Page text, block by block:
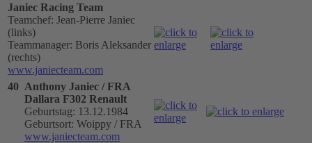
Janiec Racing Team
Teamchef: Jean-Pierre Janiec
(links)
Teammanager: Boris Aleksander
(rechts)
www.janiecteam.com
40 Anthony Janiec / FRA
Dallara F302 Renault
Geburtstag: 13.12.1984
Geburtsort: Woippy / FRA
www.janiecteam.com